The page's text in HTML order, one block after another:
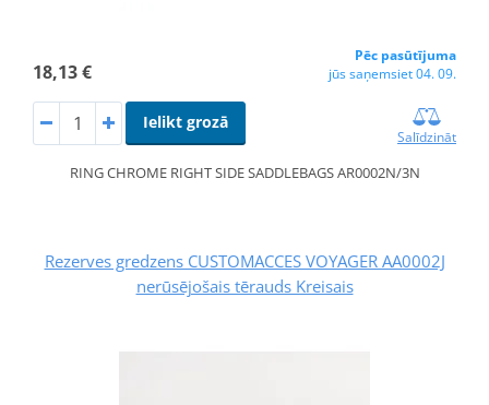
18,13 €
Pēc pasūtījuma
jūs saņemsiet 04. 09.
Ielikt grozā
Salīdzināt
RING CHROME RIGHT SIDE SADDLEBAGS AR0002N/3N
Rezerves gredzens CUSTOMACCES VOYAGER AA0002J
nerūsējošais tērauds Kreisais